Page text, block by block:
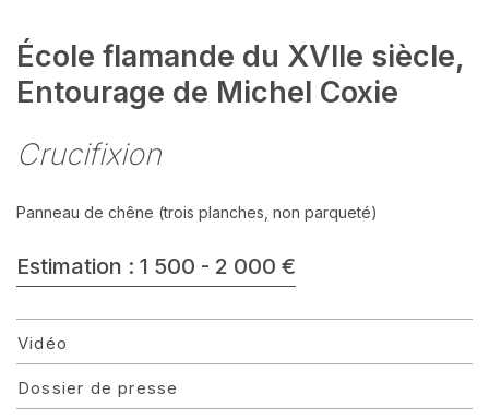
École flamande du XVIIe siècle,
Entourage de Michel Coxie
Crucifixion
Panneau de chêne (trois planches, non parqueté)
Estimation : 1 500 - 2 000 €
Vidéo
Dossier de presse